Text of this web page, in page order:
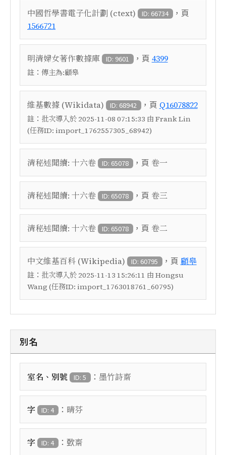
中國哲學書電子化計劃 (ctext) ID: 66734 ，頁
1566721
明清婦女著作數據庫 ID: 9601 ，頁 4399
註： 傳主為:顧皋
維基數據 (Wikidata) ID: 68942 ，頁 Q16078822
註： 批次導入於 2025-11-08 07:15:33 由 Frank Lin
(任務ID: import_1762557305_68942)
清秘述聞續: 十六卷 ID: 65078 ，頁 卷一
清秘述聞續: 十六卷 ID: 65078 ，頁 卷三
清秘述聞續: 十六卷 ID: 65078 ，頁 卷二
中文維基百科 (Wikipedia) ID: 60795 ，頁 顧皋
註： 批次導入於 2025-11-13 15:26:11 由 Hongsu
Wang (任務ID: import_1763018761_60795)
別名
室名、別號 ID: 5 ： 墨竹詩齋
字 ID: 4 ： 晴芬
字 ID: 4 ： 歅齋